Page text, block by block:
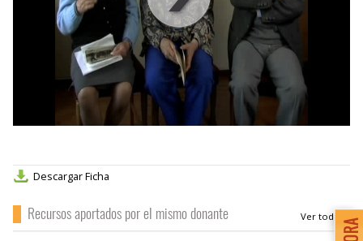
00 00 00 :00
Descargar Ficha
Recursos aportados por el mismo donante